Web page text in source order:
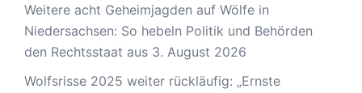
Weitere acht Geheimjagden auf Wölfe in
Niedersachsen: So hebeln Politik und Behörden
den Rechtsstaat aus 3. August 2026
Wolfsrisse 2025 weiter rückläufig: „Ernste